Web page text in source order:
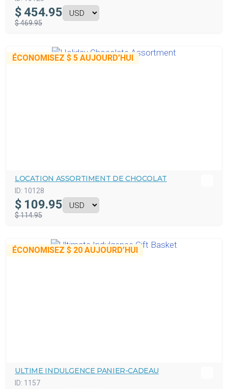
$ 454.95
$ 469.95
ÉCONOMISEZ $ 5 AUJOURD’HUI
LOCATION ASSORTIMENT DE CHOCOLAT
ID: 10128
$ 109.95
$ 114.95
ÉCONOMISEZ $ 20 AUJOURD’HUI
ULTIME INDULGENCE PANIER-CADEAU
ID: 1157